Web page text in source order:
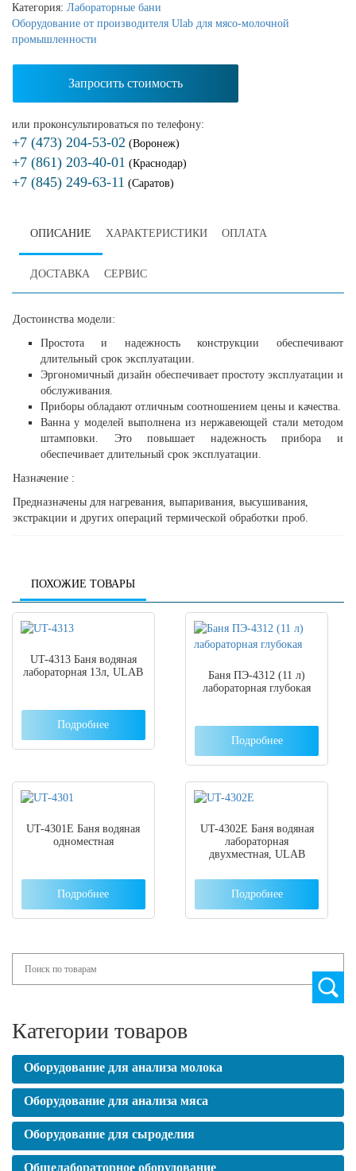
Категория: Лабораторные бани
Оборудование от производителя Ulab для мясо-молочной
промышленности
Запросить стоимость
или проконсультироваться по телефону:
+7 (473) 204-53-02 (Воронеж)
+7 (861) 203-40-01 (Краснодар)
+7 (845) 249-63-11 (Саратов)
ОПИСАНИЕ ХАРАКТЕРИСТИКИ ОПЛАТА
ДОСТАВКА СЕРВИС
Достоинства модели:
Простота и надежность конструкции обеспечивают
длительный срок эксплуатации.
Эргономичный дизайн обеспечивает простоту эксплуатации и
обслуживания.
Приборы обладают отличным соотношением цены и качества.
Ванна у моделей выполнена из нержавеющей стали методом
штамповки. Это повышает надежность прибора и
обеспечивает длительный срок эксплуатации.
Назначение :
Предназначены для нагревания, выпаривания, высушивания,
экстракции и других операций термической обработки проб.
ПОХОЖИЕ ТОВАРЫ
UT-4313 Баня водяная
лабораторная 13л, ULAB
Подробнее
Баня ПЭ-4312 (11 л)
лабораторная глубокая
Подробнее
UT-4301E Баня водяная
одноместная
Подробнее
UT-4302Е Баня водяная
лабораторная
двухместная, ULAB
Подробнее
Категории товаров
Оборудование для анализа молока
Оборудование для анализа мяса
Оборудование для сыроделия
Общелабораторное оборудование